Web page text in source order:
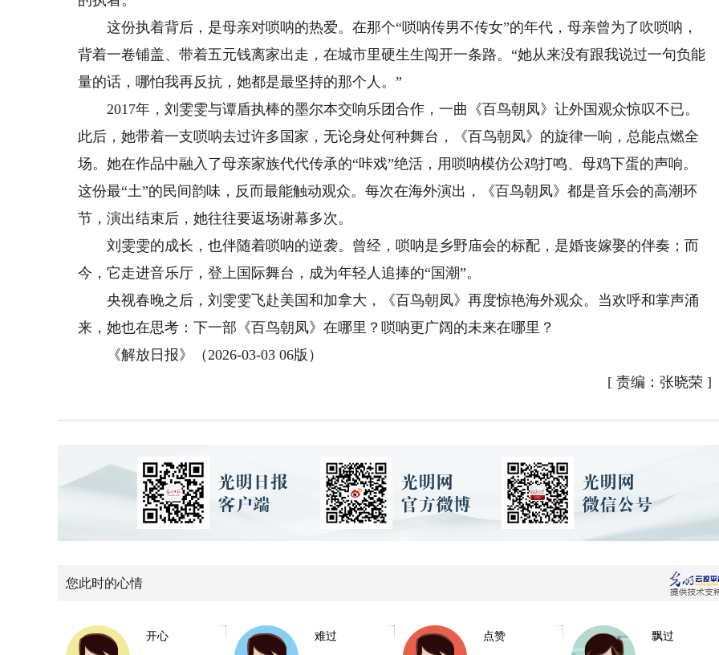
这份执着背后，是母亲对唢呐的热爱。在那个“唢呐传男不传女”的年代，母亲曾为了吹唢呐，
背着一卷铺盖、带着五元钱离家出走，在城市里硬生生闯开一条路。“她从来没有跟我说过一句负能
量的话，哪怕我再反抗，她都是最坚持的那个人。”
2017年，刘雯雯与谭盾执棒的墨尔本交响乐团合作，一曲《百鸟朝凤》让外国观众惊叹不已。
此后，她带着一支唢呐去过许多国家，无论身处何种舞台，《百鸟朝凤》的旋律一响，总能点燃全
场。她在作品中融入了母亲家族代代传承的“咔戏”绝活，用唢呐模仿公鸡打鸣、母鸡下蛋的声响。
这份最“土”的民间韵味，反而最能触动观众。每次在海外演出，《百鸟朝凤》都是音乐会的高潮环
节，演出结束后，她往往要返场谢幕多次。
刘雯雯的成长，也伴随着唢呐的逆袭。曾经，唢呐是乡野庙会的标配，是婚丧嫁娶的伴奏；而
今，它走进音乐厅，登上国际舞台，成为年轻人追捧的“国潮”。
央视春晚之后，刘雯雯飞赴美国和加拿大，《百鸟朝凤》再度惊艳海外观众。当欢呼和掌声涌
来，她也在思考：下一部《百鸟朝凤》在哪里？唢呐更广阔的未来在哪里？
《解放日报》（2026-03-03 06版）
[ 责编：张晓荣 ]
您此时的心情
开心 难过 点赞 飘过